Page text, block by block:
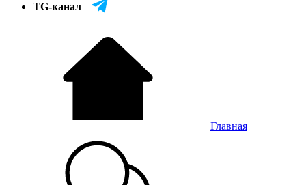
TG-канал
Главная